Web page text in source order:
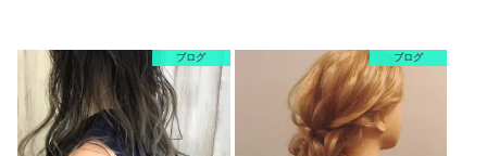
ブログ ブログ